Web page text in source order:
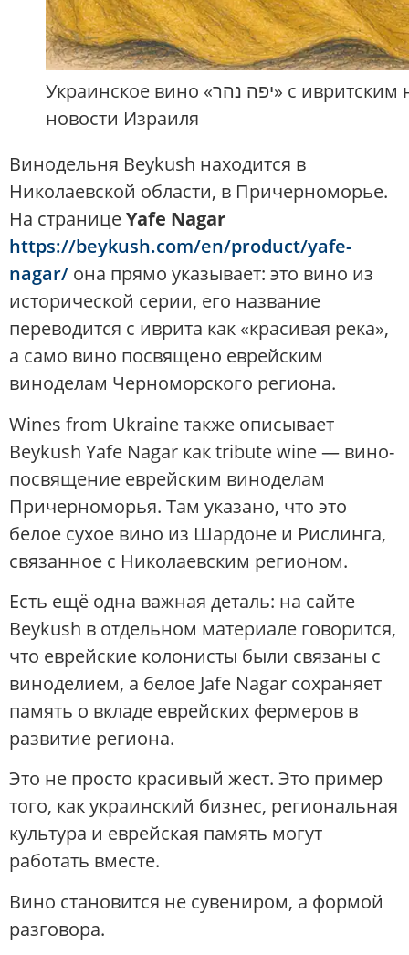
Украинское вино «יפה נהר» с ивритским названием вернуло память о еврейском Ефингаре, стёртом Холокостом —
новости Израиля
Винодельня Beykush находится в
Николаевской области, в Причерноморье.
На страницеYafe Nagar
https://beykush.com/en/product/yafe-
nagar/ она прямо указывает: это вино из
исторической серии, его название
переводится с иврита как «красивая река»,
а само вино посвящено еврейским
виноделам Черноморского региона.
Wines from Ukraine также описывает
Beykush Yafe Nagar как tribute wine — вино-
посвящение еврейским виноделам
Причерноморья. Там указано, что это
белое сухое вино из Шардоне и Рислинга,
связанное с Николаевским регионом.
Есть ещё одна важная деталь: на сайте
Beykush в отдельном материале говорится,
что еврейские колонисты были связаны с
виноделием, а белое Jafe Nagar сохраняет
память о вкладе еврейских фермеров в
развитие региона.
Это не просто красивый жест. Это пример
того, как украинский бизнес, региональная
культура и еврейская память могут
работать вместе.
Вино становится не сувениром, а формой
разговора.